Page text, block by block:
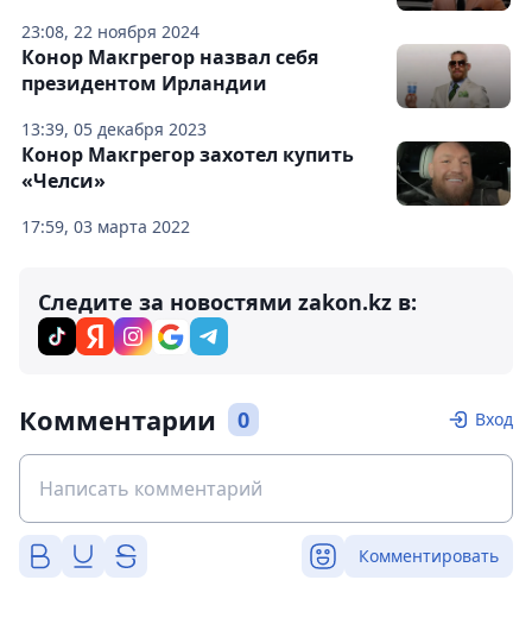
23:08, 22 ноября 2024
13:39, 05 декабря 2023
Конор Макгрегор назвал себя
президентом Ирландии
17:59, 03 марта 2022
Конор Макгрегор захотел купить
«Челси»
Следите за новостями zakon.kz в:
Комментарии 0 Вход
Комментировать